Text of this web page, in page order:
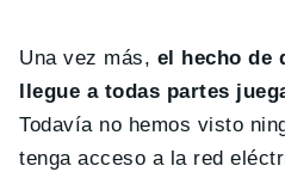
Una vez más, el hecho de
llegue a todas partes
Todavía no hemos visto
tenga acceso a la red